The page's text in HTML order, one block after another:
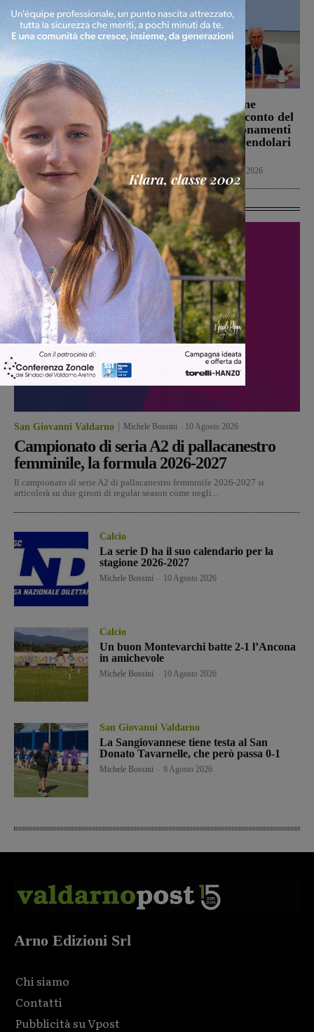
Scomparso da
Carmignano Seano, si
cerca Claudio Falsini:
per molti anni ha vissuto
a San Giovanni
Cronaca 10 Agosto 2026
Treni, la Regione
annuncia uno sconto del
50% sugli abbonamenti
di ottobre dei pendolari
toscani
Cronaca 10 Agosto 2026
Ultime Calcio
San Giovanni Valdarno Michele Bossini 10 Agosto 2026
Campionato di seria A2 di pallacanestro
femminile, la formula 2026-2027
Il campionato di serie A2 di pallacanestro femminile 2026-2027 si
articolerà su due gironi di regular season come negli...
Calcio
La serie D ha il suo calendario per la
stagione 2026-2027
Michele Bossini 10 Agosto 2026
Calcio
Un buon Montevarchi batte 2-1 l’Ancona
in amichevole
Michele Bossini 10 Agosto 2026
San Giovanni Valdarno
La Sangiovannese tiene testa al San
Donato Tavarnelle, che però passa 0-1
Michele Bossini 9 Agosto 2026
Arno Edizioni Srl
Chi siamo
Contatti
Pubblicità su Vpost